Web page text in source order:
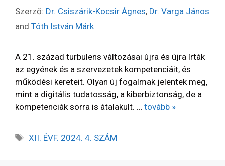
Szerző: Dr. Csiszárik-Kocsir Ágnes, Dr. Varga János
and Tóth István Márk
A 21. század turbulens változásai újra és újra írták
az egyének és a szervezetek kompetenciáit, és
működési kereteit. Olyan új fogalmak jelentek meg,
mint a digitális tudatosság, a kiberbiztonság, de a
kompetenciák sorra is átalakult. … tovább »
XII. ÉVF. 2024. 4. SZÁM